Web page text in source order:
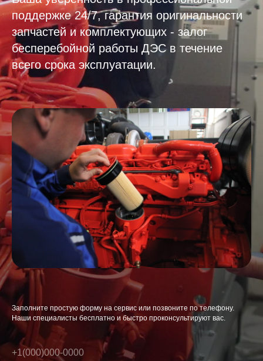
поддержке 24/7, гарантия оригинальности
запчастей и комплектующих - залог
бесперебойной работы ДЭС в течение
всего срока эксплуатации.
Заполните простую форму на сервис или позвоните по телефону.
Наши специалисты бесплатно и быстро проконсультируют вас.